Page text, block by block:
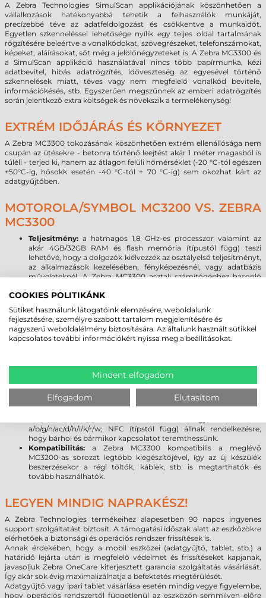
A Zebra Technologies SimulScan applikációjának köszönhetően a
vállalkozások hatékonyabbá tehetik a felhasználók munkáját,
precízebbé téve az adatfeldolgozást és csökkentve a munkaidőt.
Egyetlen szkenneléssel lehetősége nyílik egy teljes oldal tartalmának
rögzítésére beleértve a vonalkódokat, szövegrészeket, telefonszámokat,
képeket, aláírásokat, sőt még a jelölőnégyzeteket is. A Zebra MC3300 és
a SimulScan applikáció használatával nincs több papírmunka, kézi
adatbevitel, hibás adatrögzítés, időveszteség az egyesével történő
szkennelések miatt, téves vagy nem megfelelő vonalkód bevitele,
információkésés, stb. Egyszerűen megszűnnek az emberi adatrögzítés
során jelentkező extra költségek és növekszik a termelékenység!
EXTRÉM IDŐJÁRÁS ÉS KÖRNYEZET
A Zebra MC3300 tokozásának köszönhetően extrém ellenállósága nem
csupán az ütésekre - betonra történő leejtést akár 1 méter magasból is
túléli - terjed ki, hanem az átlagon felüli hőmérséklet (-20 °C-tól egészen
+50°C-ig, hősokk esetén -40 °C-tól + 70 °C-ig) sem okozhat kárt az
adatgyűjtőben.
MOTOROLA/SYMBOL MC3200 VS. ZEBRA
MC3300
Teljesítmény: a hatmagos 1,8 GHz-es processzor valamint az
akár 4GB/32GB RAM és flash memória (típustól függ) teszi
lehetővé, hogy a dolgozók kiélvezzék az osztályelső teljesítményt,
az alkalmazások kezelésében, fényképezésnél, vagy adatbázis
műveleteknél. A Zebra MC3300 asztali számítógéphez hasonló
alkalmazások esetén is.
Operációs rendszer:
2020-ban megszűnik a Microsoft Windows
mobil operációs rendszerek támogatása, így az új OS forradalmi
hullám már a 24 órába lépett. A Zebra MC3300 terminálon a
legújabb Android 7.0 rendszer lehetővé teszi, hogy a programok
kihasználják a legújabb fejlesztéseket, beleértve a fokozott
a Gorilla Glass kijelző növeli a szkenner tartósságát,
továbbá meggátolja a karcolások kialakulását. A sérülésekre
gyakorlatilag érzéketlen üveg törés vagy karcolódás nélkül
ellenáll a leggyakoribb leejtéseknek.
a/b/g/n/ac/d/h/i/k/r/w; NFC (típstól függ) állnak rendelkezésre,
hogy bárhol és bármikor kapcsolatot teremthessünk.
Kompatibilitás: a Zebra MC3300 kompatibilis a meglévő
MC3200-as sorozat legtöbb kiegészítőjével, így az új készülék
beszerzésekor a régi töltők, káblek, stb. is megtarthatók és
tovább használhatók.
LEGYEN MINDIG NAPRAKÉSZ!
A Zebra Technologies termékeihez alapesetben 90 napos ingyenes
support szolgáltatást biztosít. A támogatási időszak alatt az eszközökre
elérhetőek a biztonsági és operációs rendszer frissítések is.
Annak érdekében, hogy a mobil eszközei (adatgyűjtő, tablet, stb.) a
határidő lejárta után is megfelelő védelmet és frissítéseket kapjanak,
javasoljuk Zebra OneCare kiterjesztett garancia szolgáltatás vásárlását.
Így akár sok évig maximalizálhatja a befektetés megtérülését.
Adatgyűjtő vagy ipari tablet vásárlása esetén mindig vegye figyelembe,
hogy operációs rendszertől függetlenül az eszközön semmilyen előre
COOKIES POLITIKÁNK
Sütiket használunk látogatóink elemzésére, weboldalunk
fejlesztésére, személyre szabott tartalom megjelenítésére és
nagyszerű weboldalélmény biztosítására. Az általunk használt sütikkel
kapcsolatos további információkért nyissa meg a beállításokat.
Mindent elfogadom
Elfogadom Elutasítom